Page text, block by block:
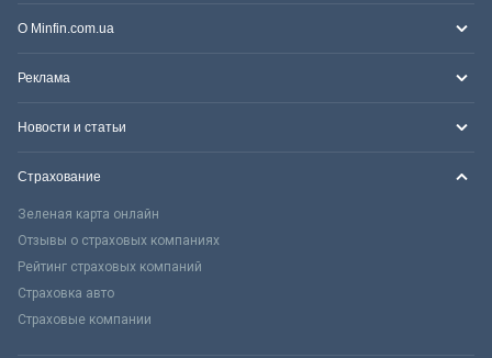
О Minfin.com.ua
Реклама
Новости и статьи
Страхование
Зеленая карта онлайн
Отзывы о страховых компаниях
Рейтинг страховых компаний
Страховка авто
Страховые компании